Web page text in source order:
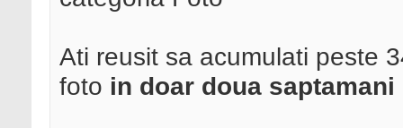
Ati reusit sa acumulati peste
foto in doar doua saptamani